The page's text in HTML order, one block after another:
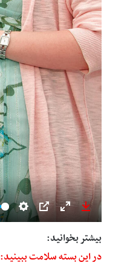
Settings
PIP
Enter Download
بیشتر بخوانید:
در این بسته سلامت ببینید: